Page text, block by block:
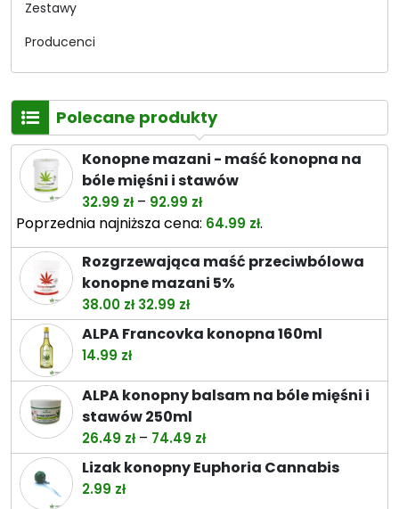
Zestawy
Producenci
Polecane produkty
Konopne mazani - maść konopna na
bóle mięśni i stawów
32.99 zł – 92.99 złZakres
cen:
od
32.99 zł
do
Poprzednia najniższa cena: 64.99 zł.
Rozgrzewająca maść przeciwbólowa
konopne mazani 5%
38.00 zł Pierwotna
cena
32.99 złAktualna
cena
ALPA Francovka konopna 160ml
14.99 zł
ALPA konopny balsam na bóle mięśni i
stawów 250ml
26.49 zł – 74.49 złZakres
cen:
od
Lizak konopny Euphoria Cannabis
2.99 zł